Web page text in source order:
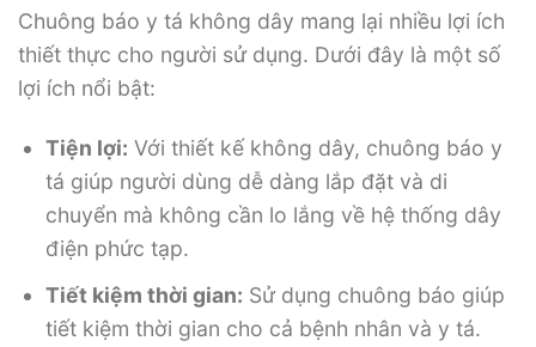
Chuông báo y tá không dây mang lại nhiều lợi ích
thiết thực cho người sử dụng. Dưới đây là một số
lợi ích nổi bật:
Tiện lợi: Với thiết kế không dây, chuông báo y
tá giúp người dùng dễ dàng lắp đặt và di
chuyển mà không cần lo lắng về hệ thống dây
điện phức tạp.
Tiết kiệm thời gian: Sử dụng chuông báo giúp
tiết kiệm thời gian cho cả bệnh nhân và y tá.